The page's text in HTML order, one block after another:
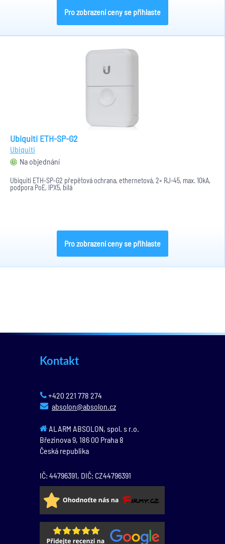
Pro zobrazení ceny se přihlaste
Ubiquiti ETH-SP-G2
Ubiquiti
Na objednání
Ubiquiti ETH-SP-G2 přepěťová ochrana, ethernetová, 2× RJ-45, max. 10kA,
podpora PoE, IPX5, bílá
Pro zobrazení ceny se přihlaste
Kontakt
+420 221 778 274
absolon@absolon.cz
ALARM ABSOLON, spol. s r.o.
Březinova 9, 186 00 Praha 8
Česká republika
IČ: 44796391, DIČ: CZ44796391